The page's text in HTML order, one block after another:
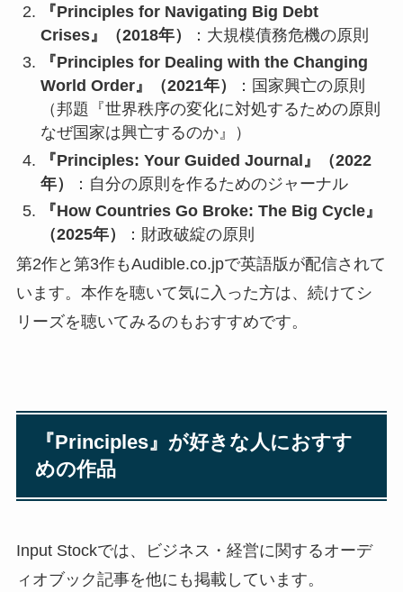
『Principles for Navigating Big Debt
Crises』（2018年）
：大規模債務危機の原則
『Principles for Dealing with the Changing
World Order』（2021年）
：国家興亡の原則
（邦題『世界秩序の変化に対処するための原則
なぜ国家は興亡するのか』）
『Principles: Your Guided Journal』（2022
年）
：自分の原則を作るためのジャーナル
『How Countries Go Broke: The Big Cycle』
（2025年）
：財政破綻の原則
第2作と第3作もAudible.co.jpで英語版が配信されて
います。本作を聴いて気に入った方は、続けてシ
リーズを聴いてみるのもおすすめです。
『Principles』が好きな人におすす
めの作品
Input Stockでは、ビジネス・経営に関するオーデ
ィオブック記事を他にも掲載しています。